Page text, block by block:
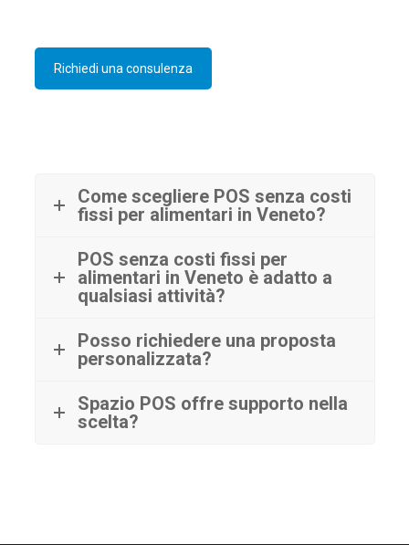
Richiedi una consulenza
Come scegliere POS senza costi
fissi per alimentari in Veneto?
POS senza costi fissi per
alimentari in Veneto è adatto a
qualsiasi attività?
Posso richiedere una proposta
personalizzata?
Spazio POS offre supporto nella
scelta?